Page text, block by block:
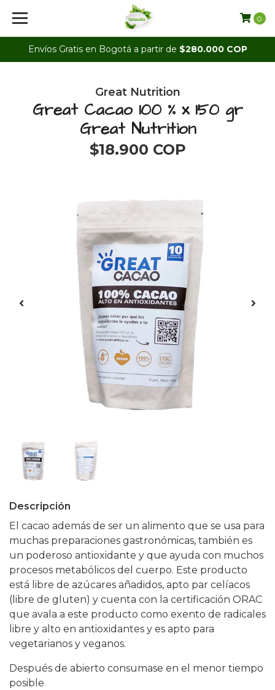
Envíos Gratis en Bogotá a partir de $280.000 COP
0
Great Nutrition
Great Cacao 100 % x 150 gr
Great Nutrition
$18.900 COP
Descripción
El cacao además de ser un alimento que se usa para
muchas preparaciones gastronómicas, también es
un poderoso antioxidante y que ayuda con muchos
procesos metabólicos del cuerpo. Este producto
está libre de azúcares añadidos, apto par celíacos
(libre de gluten) y cuenta con la certificación ORAC
que avala a este producto como exento de radicales
libre y alto en antioxidantes y es apto para
vegetarianos y veganos.
Después de abierto consumase en el menor tiempo
posible